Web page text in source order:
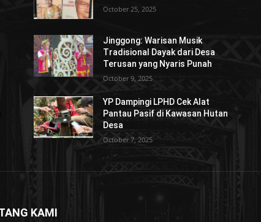
October 25, 2025
Jinggong: Warisan Musik
Tradisional Dayak dari Desa
Terusan yang Nyaris Punah
October 9, 2025
YP Dampingi LPHD Cek Alat
Pantau Pasif di Kawasan Hutan
Desa
October 7, 2025
KAMI